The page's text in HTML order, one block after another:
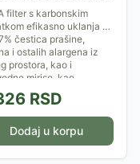
AP-150M AERIS
Series
filter s karbonskim
efikasno uklanja do
čestica prašine,
i ostalih alargena iz
prostora, kao i
mirise, kao...
RSD
Dodaj u korpu